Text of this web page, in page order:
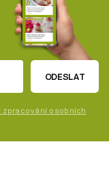
ODESLAT
zpracování osobních